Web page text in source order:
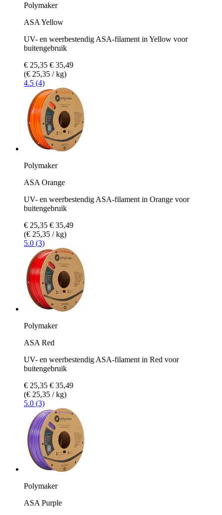
Polymaker
ASA Yellow
UV- en weerbestendig ASA-filament in Yellow voor
buitengebruik
€ 25,35 € 35,49
(€ 25,35 / kg)
4.5 (4)
Polymaker
ASA Orange
UV- en weerbestendig ASA-filament in Orange voor
buitengebruik
€ 25,35 € 35,49
(€ 25,35 / kg)
5.0 (3)
Polymaker
ASA Red
UV- en weerbestendig ASA-filament in Red voor
buitengebruik
€ 25,35 € 35,49
(€ 25,35 / kg)
5.0 (3)
Polymaker
ASA Purple